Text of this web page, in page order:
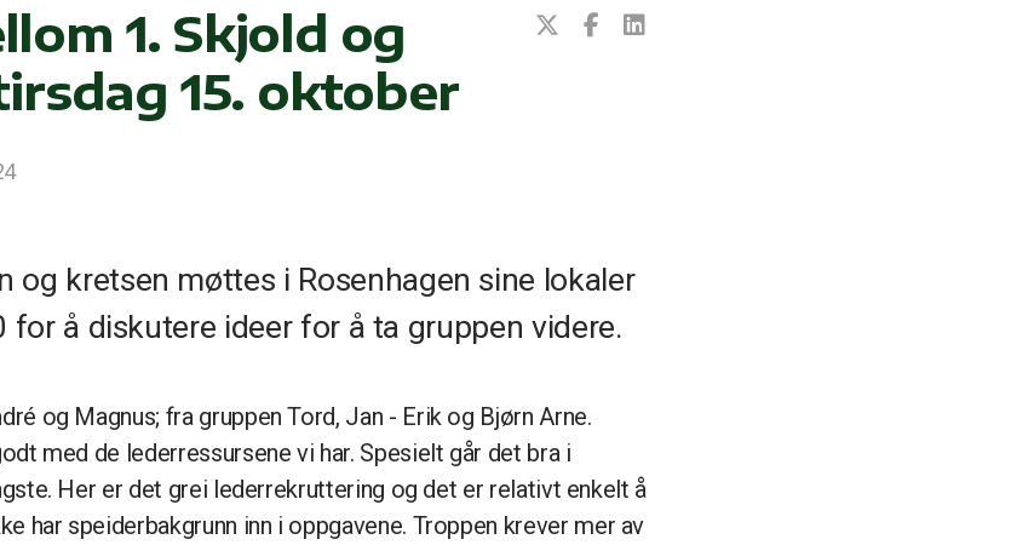
1. Skjold og
15. oktober
og kretsen møttes i Rosenhagen sine lokaler
for å diskutere ideer for å ta gruppen videre.
og Magnus; fra gruppen Tord, Jan - Erik og Bjørn Arne.
med de lederressursene vi har. Spesielt går det bra i
Her er det grei lederrekruttering og det er relativt enkelt å
har speiderbakgrunn inn i oppgavene. Troppen krever mer av